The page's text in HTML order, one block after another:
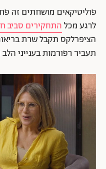
פוליטיקאים מושחתים זה
לרגע מכלהתחקירים סביב
הציפרלקס תקבל שרת
תעביר רפורמות בענייני